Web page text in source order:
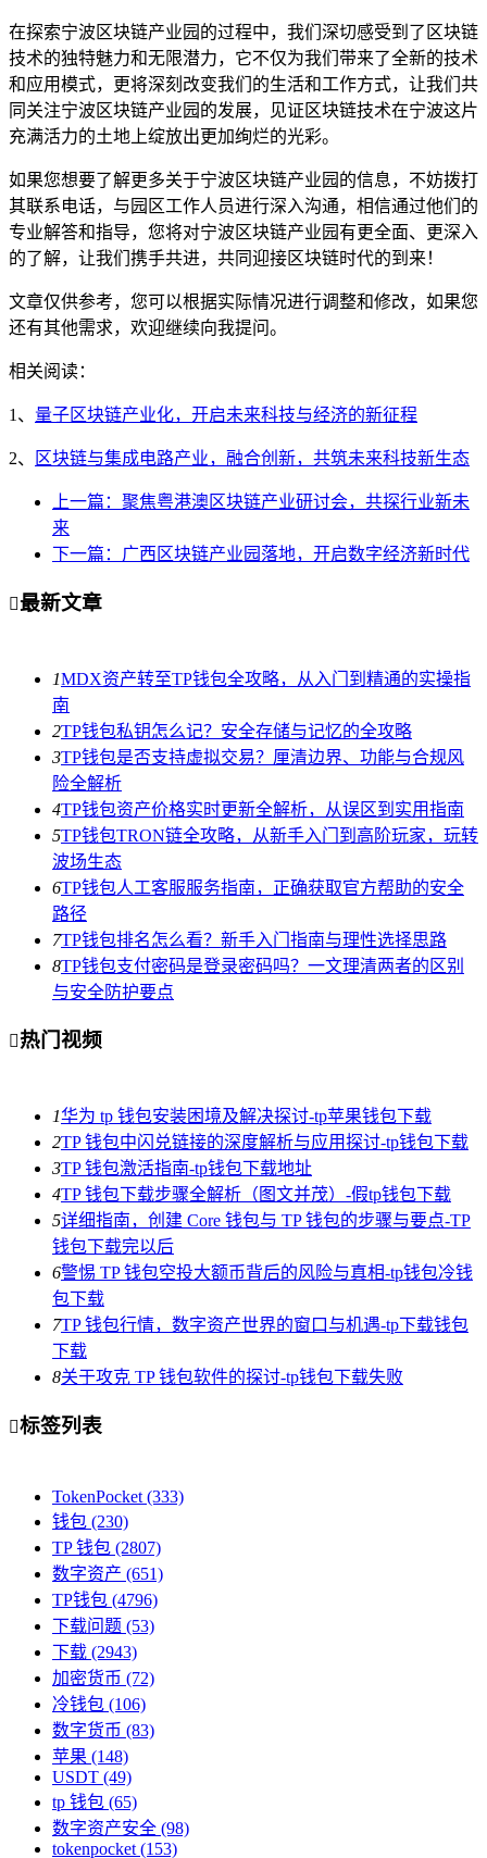
在探索宁波区块链产业园的过程中，我们深切感受到了区块链
技术的独特魅力和无限潜力，它不仅为我们带来了全新的技术
和应用模式，更将深刻改变我们的生活和工作方式，让我们共
同关注宁波区块链产业园的发展，见证区块链技术在宁波这片
充满活力的土地上绽放出更加绚烂的光彩。
如果您想要了解更多关于宁波区块链产业园的信息，不妨拨打
其联系电话，与园区工作人员进行深入沟通，相信通过他们的
专业解答和指导，您将对宁波区块链产业园有更全面、更深入
的了解，让我们携手共进，共同迎接区块链时代的到来！
文章仅供参考，您可以根据实际情况进行调整和修改，如果您
还有其他需求，欢迎继续向我提问。
相关阅读：
1、 量子区块链产业化，开启未来科技与经济的新征程
2、 区块链与集成电路产业，融合创新，共筑未来科技新生态
上一篇：聚焦粤港澳区块链产业研讨会，共探行业新未
来
下一篇：广西区块链产业园落地，开启数字经济新时代
最新文章
1MDX资产转至TP钱包全攻略，从入门到精通的实操指
南
2TP钱包私钥怎么记？安全存储与记忆的全攻略
3TP钱包是否支持虚拟交易？厘清边界、功能与合规风
险全解析
4TP钱包资产价格实时更新全解析，从误区到实用指南
5TP钱包TRON链全攻略，从新手入门到高阶玩家，玩转
波场生态
6TP钱包人工客服服务指南，正确获取官方帮助的安全
路径
7TP钱包排名怎么看？新手入门指南与理性选择思路
8TP钱包支付密码是登录密码吗？一文理清两者的区别
与安全防护要点
热门视频
1华为 tp 钱包安装困境及解决探讨-tp苹果钱包下载
2TP 钱包中闪兑链接的深度解析与应用探讨-tp钱包下载
3TP 钱包激活指南-tp钱包下载地址
4TP 钱包下载步骤全解析（图文并茂）-假tp钱包下载
5详细指南，创建 Core 钱包与 TP 钱包的步骤与要点-TP
钱包下载完以后
6警惕 TP 钱包空投大额币背后的风险与真相-tp钱包冷钱
包下载
7TP 钱包行情，数字资产世界的窗口与机遇-tp下载钱包
下载
8关于攻克 TP 钱包软件的探讨-tp钱包下载失败
标签列表
TokenPocket (333)
钱包 (230)
TP 钱包 (2807)
数字资产 (651)
TP钱包 (4796)
下载问题 (53)
下载 (2943)
加密货币 (72)
冷钱包 (106)
数字货币 (83)
苹果 (148)
USDT (49)
tp 钱包 (65)
数字资产安全 (98)
tokenpocket (153)